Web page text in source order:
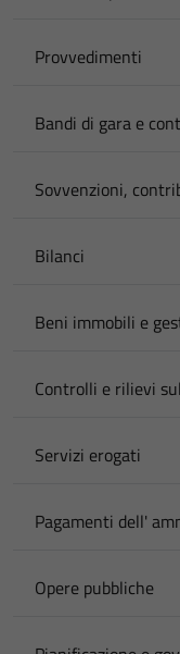
Provvedimenti
Bandi di gara e
Sovvenzioni,
Bilanci
Beni immobili e
Controlli e rilievi
Servizi erogati
Pagamenti dell'
Opere pubbliche